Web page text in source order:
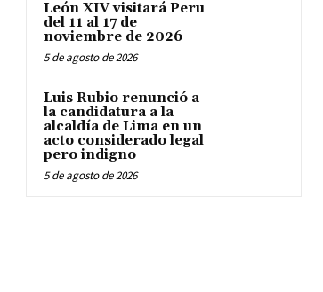
León XIV visitará Peru
del 11 al 17 de
noviembre de 2026
5 de agosto de 2026
Luis Rubio renunció a
la candidatura a la
alcaldía de Lima en un
acto considerado legal
pero indigno
5 de agosto de 2026